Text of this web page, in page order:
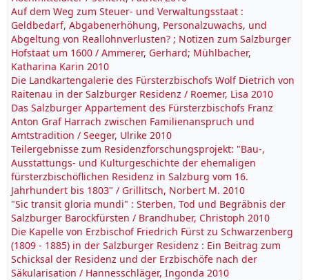
Auf dem Weg zum Steuer- und Verwaltungsstaat :
Geldbedarf, Abgabenerhöhung, Personalzuwachs, und
Abgeltung von Reallohnverlusten? ; Notizen zum Salzburger
Hofstaat um 1600 / Ammerer, Gerhard; Mühlbacher,
Katharina Karin 2010
Die Landkartengalerie des Fürsterzbischofs Wolf Dietrich von
Raitenau in der Salzburger Residenz / Roemer, Lisa 2010
Das Salzburger Appartement des Fürsterzbischofs Franz
Anton Graf Harrach zwischen Familienanspruch und
Amtstradition / Seeger, Ulrike 2010
Teilergebnisse zum Residenzforschungsprojekt: "Bau-,
Ausstattungs- und Kulturgeschichte der ehemaligen
fürsterzbischöflichen Residenz in Salzburg vom 16.
Jahrhundert bis 1803" / Grillitsch, Norbert M. 2010
"Sic transit gloria mundi" : Sterben, Tod und Begräbnis der
Salzburger Barockfürsten / Brandhuber, Christoph 2010
Die Kapelle von Erzbischof Friedrich Fürst zu Schwarzenberg
(1809 - 1885) in der Salzburger Residenz : Ein Beitrag zum
Schicksal der Residenz und der Erzbischöfe nach der
Säkularisation / Hannesschläger, Ingonda 2010